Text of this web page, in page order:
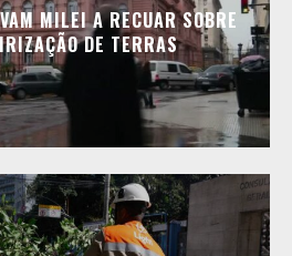
MILEI A RECUAR SOBRE
DE TERRAS